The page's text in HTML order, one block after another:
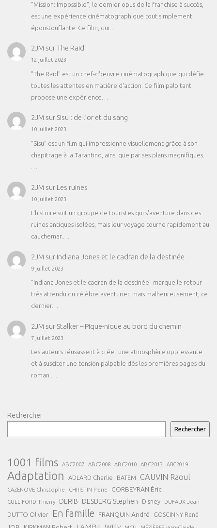
"Mission: Impossible", le dernier opus de la franchise à succès,
est une expérience cinématographique tout simplement
époustouflante. Ce film, qui…
2JM surThe Raid
12 juillet 2023
"The Raid" est un chef-d'œuvre cinématographique qui défie
toutes les attentes en matière d'action. Ce film palpitant
propose une expérience…
2JM sur Sisu : de l’or et du sang
10 juillet 2023
"Sisu" est un film qui impressionne visuellement grâce à son
chapitrage à la Tarantino, ainsi que par ses plans magnifiques.
2JM sur Les ruines
10 juillet 2023
L'histoire suit un groupe de touristes qui s'aventure dans des
ruines antiques isolées, mais leur voyage tourne rapidement au
cauchemar.…
2JM sur Indiana Jones et le cadran de la destinée
9 juillet 2023
"Indiana Jones et le cadran de la destinée" marque le retour
très attendu du célèbre aventurier, mais malheureusement, ce
dernier…
2JM sur Stalker – Pique-nique au bord du chemin
7 juillet 2023
Les auteurs réussissent à créer une atmosphère oppressante
et à susciter une tension palpable dès les premières pages du
roman.…
Rechercher
Rechercher
1001 films ABC2007 ABC2008 ABC2010 ABC2013 ABC2019
Adaptation ADLARD Charlie BATEM CAUVIN Raoul
CAZENOVE Christophe CHRISTIN Pierre CORBEYRAN Éric
CULLIFORD Thierry DERIB DESBERG Stephen Disney DUFAUX Jean
DUTTO Olivier En famille FRANQUIN André GOSCINNY René